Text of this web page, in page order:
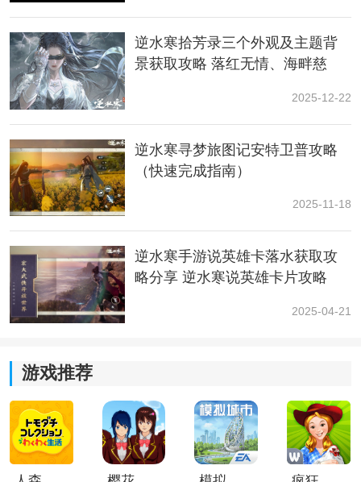
了。
以上就是逆水寒手游昔年鹰唳奇遇怎么做的方法介绍
了，大家快去试试吧！
逆水寒拾芳录三个外观及主题背
景获取攻略 落红无情、海畔慈
2025-12-22
逆水寒寻梦旅图记安特卫普攻略
（快速完成指南）
2025-11-18
逆水寒手游说英雄卡落水获取攻
略分享 逆水寒说英雄卡片攻略
2025-04-21
游戏推荐